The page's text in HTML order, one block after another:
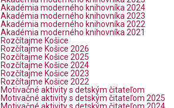
Akadémia moderného knihovníka 2024
Akadémia moderného knihovníka 2023
Akadémia moderného knihovníka 2022
Akadémia moderného knihovníka 2021
Rozčítajme Košice
Rozčítajme Košice 2026
Rozčítajme Košice 2025
Rozčítajme Košice 2024
Rozčítajme Košice 2023
Rozčítajme Košice 2022
Motivačné aktivity s detským čitateľom
Motivačné aktivity s detským čitateľom 2025